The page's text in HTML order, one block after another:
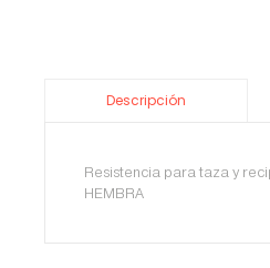
Descripción
Resistencia para taza y
HEMBRA